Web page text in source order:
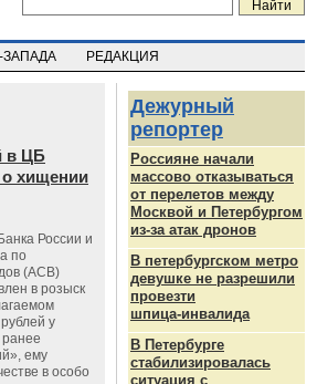
ЗАПАДА РЕДАКЦИЯ
в ЦБ
хищении
России и
по
(АСВ)
в розыск
у
ему
в особо
Дежурный
репортер
Россияне начали
массово отказываться
от перелетов между
Москвой и Петербургом
из-за атак дронов
В петербургском метро
девушке не разрешили
провезти
шпица‑инвалида
В Петербурге
стабилизировалась
ситуация с